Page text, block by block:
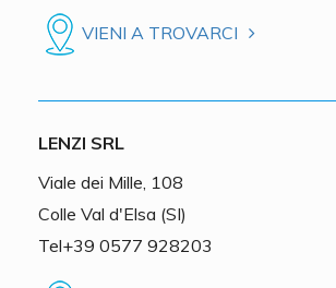
VIENI A TROVARCI
LENZI SRL
Viale dei Mille, 108
Colle Val d'Elsa (SI)
Tel+39 0577 928203